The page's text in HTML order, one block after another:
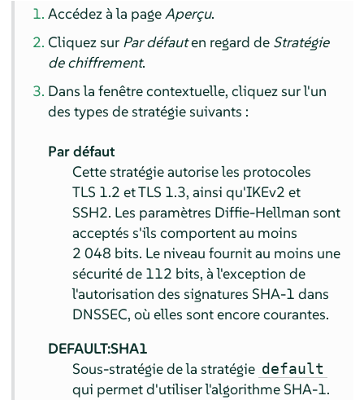
Accédez à la pageAperçu.
Cliquez sur Par défauten regard de Stratégie
de chiffrement.
Dans la fenêtre contextuelle, cliquez sur l'un
des types de stratégie suivants :
Par défaut
Cette stratégie autorise les protocoles
TLS 1.2 et TLS 1.3, ainsi qu'IKEv2 et
SSH2. Les paramètres Diffie-Hellman sont
acceptés s'ils comportent au moins
2 048 bits. Le niveau fournit au moins une
sécurité de 112 bits, à l'exception de
l'autorisation des signatures SHA-1 dans
DNSSEC, où elles sont encore courantes.
DEFAULT:SHA1
Sous-stratégie de la stratégie default
qui permet d'utiliser l'algorithme SHA-1.